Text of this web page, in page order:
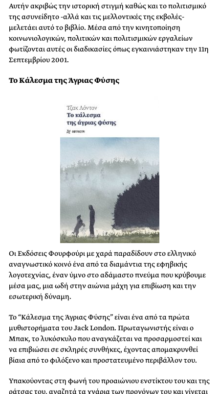
Αυτήν ακριβώς την ιστορική στιγμή καθώς και το πολιτισμικό
της ασυνείδητο -αλλά και τις μελλοντικές της εκβολές-
μελετάει αυτό το βιβλίο. Μέσα από την κινητοποίηση
κοινωνιολογικών, πολιτικών και πολιτισμικών εργαλείων
φωτίζονται αυτές οι διαδικασίες όπως εγκαινιάστηκαν την 11η
Σεπτεμβρίου 2001.
Το Κάλεσμα της Άγριας Φύσης
Οι Εκδόσεις Φουρφούρι με χαρά παραδίδουν στο ελληνικό
αναγνωστικό κοινό ένα από τα διαμάντια της εφηβικής
λογοτεχνίας, έναν ύμνο στο αδάμαστο πνεύμα που κρύβουμε
μέσα μας, μια ωδή στην αιώνια μάχη για επιβίωση και την
εσωτερική δύναμη.
Το “Κάλεσμα της Άγριας Φύσης” είναι ένα από τα πρώτα
μυθιστορήματα του Jack London. Πρωταγωνιστής είναι ο
Μπακ, το λυκόσκυλο που αναγκάζεται να προσαρμοστεί και
να επιβιώσει σε σκληρές συνθήκες, έχοντας απομακρυνθεί
βίαια από το φιλόξενο και προστατευμένο περιβάλλον του.
Υπακούοντας στη φωνή του προαιώνιου ενστίκτου του και της
ράτσας του, αναζητά τα χνάρια των προγόνων του και γίνεται